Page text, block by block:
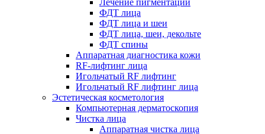
Лечение пигментации
ФДТ лица
ФДТ лица и шеи
ФДТ лица, шеи, декольте
ФДТ спины
Аппаратная диагностика кожи
RF-лифтинг лица
Игольчатый RF лифтинг
Игольчатый RF лифтинг лица
Эстетическая косметология
Компьютерная дерматоскопия
Чистка лица
Аппаратная чистка лица